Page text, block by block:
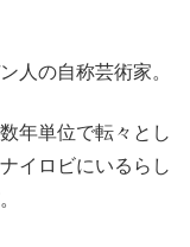
人の自称芸術家。
年単位で転々とし
イロビにいるらし